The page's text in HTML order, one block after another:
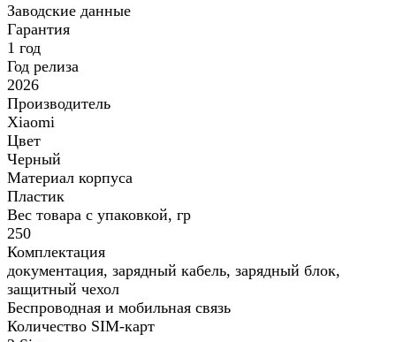
Заводские данные
Гарантия
1 год
Год релиза
2026
Производитель
Xiaomi
Цвет
Черный
Материал корпуса
Пластик
Вес товара с упаковкой, гр
250
Комплектация
документация, зарядный кабель, зарядный блок,
защитный чехол
Беспроводная и мобильная связь
Количество SIM-карт